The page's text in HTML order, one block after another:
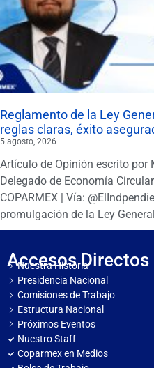
Reglamento de la Ley
reglas claras, éxito
5 agosto, 2026
Artículo de Opinión escrito por
Delegado de Economía
COPARMEX | Vía:
promulgación de la Ley
Accesos Directos
Nuestra Historia
Presidencia Nacional
Comisiones de Trabajo
Estructura Nacional
Próximos Eventos
Nuestro Staff
Coparmex en Medios